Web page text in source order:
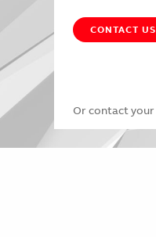
CONTACT US
Or contact your